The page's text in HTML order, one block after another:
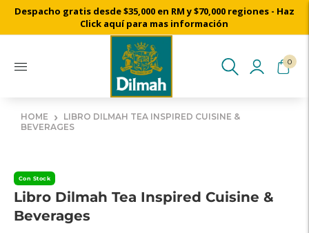
Despacho gratis desde $35,000 en RM y $70,000 regiones - Haz
Click aquí para mas información
0
HOME ›
LIBRO DILMAH TEA INSPIRED CUISINE &
BEVERAGES
Con Stock
Libro Dilmah Tea Inspired Cuisine &
Beverages